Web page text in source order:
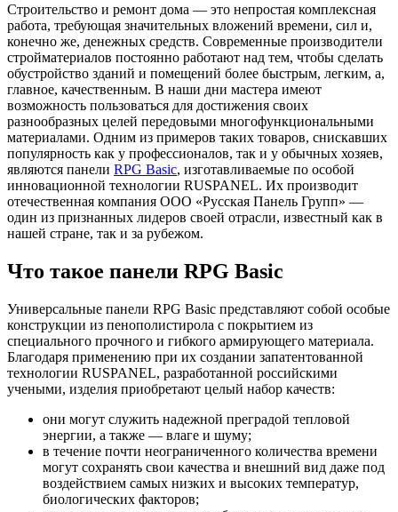
Строительство и ремонт дома — это непростая комплексная
работа, требующая значительных вложений времени, сил и,
конечно же, денежных средств. Современные производители
стройматериалов постоянно работают над тем, чтобы сделать
обустройство зданий и помещений более быстрым, легким, а,
главное, качественным. В наши дни мастера имеют
возможность пользоваться для достижения своих
разнообразных целей передовыми многофункциональными
материалами. Одним из примеров таких товаров, снискавших
популярность как у профессионалов, так и у обычных хозяев,
являются панели RPG Basic, изготавливаемые по особой
инновационной технологии RUSPANEL. Их производит
отечественная компания ООО «Русская Панель Групп» —
один из признанных лидеров своей отрасли, известный как в
нашей стране, так и за рубежом.
Что такое панели RPG Basic
Универсальные панели RPG Basic представляют собой особые
конструкции из пенополистирола с покрытием из
специального прочного и гибкого армирующего материала.
Благодаря применению при их создании запатентованной
технологии RUSPANEL, разработанной российскими
учеными, изделия приобретают целый набор качеств:
они могут служить надежной преградой тепловой
энергии, а также — влаге и шуму;
в течение почти неограниченного количества времени
могут сохранять свои качества и внешний вид даже под
воздействием самых низких и высоких температур,
биологических факторов;